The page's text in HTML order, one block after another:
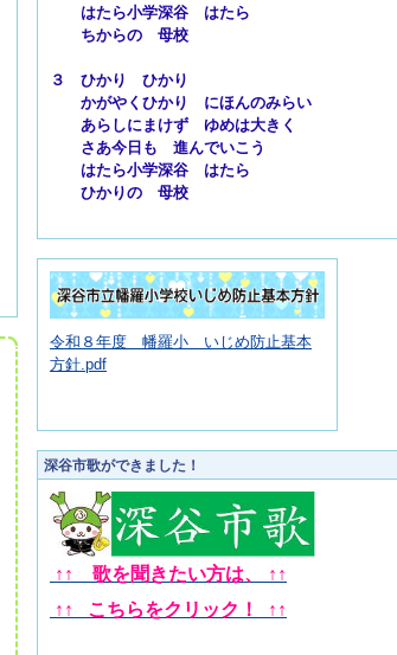
はたら小学深谷 はたら
ちからの 母校
３ ひかり ひかり
かがやくひかり にほんのみらい
あらしにまけず ゆめは大きく
さあ今日も 進んでいこう
はたら小学深谷 はたら
ひかりの 母校
令和８年度 幡羅小 いじめ防止基本
方針.pdf
深谷市歌ができました！
↑↑ 歌を聞きたい方は、 ↑ ↑
↑ ↑ こちらをクリック！ ↑ ↑